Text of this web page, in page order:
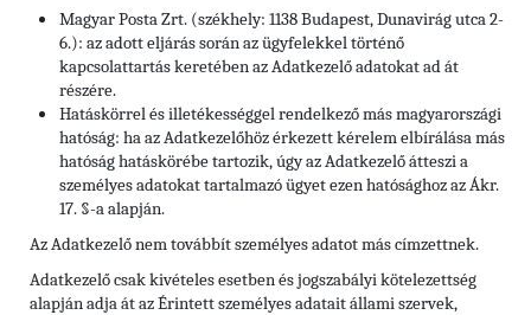
Magyar Posta Zrt. (székhely: 1138 Budapest, Dunavirág utca 2-
6.): az adott eljárás során az ügyfelekkel történő
kapcsolattartás keretében az Adatkezelő adatokat ad át
részére.
Hatáskörrel és illetékességgel rendelkező más magyarországi
hatóság: ha az Adatkezelőhöz érkezett kérelem elbírálása más
hatóság hatáskörébe tartozik, úgy az Adatkezelő átteszi a
személyes adatokat tartalmazó ügyet ezen hatósághoz az Ákr.
17. §-a alapján.
Az Adatkezelő nem továbbít személyes adatot más címzettnek.
Adatkezelő csak kivételes esetben és jogszabályi kötelezettség
alapján adja át az Érintett személyes adatait állami szervek,